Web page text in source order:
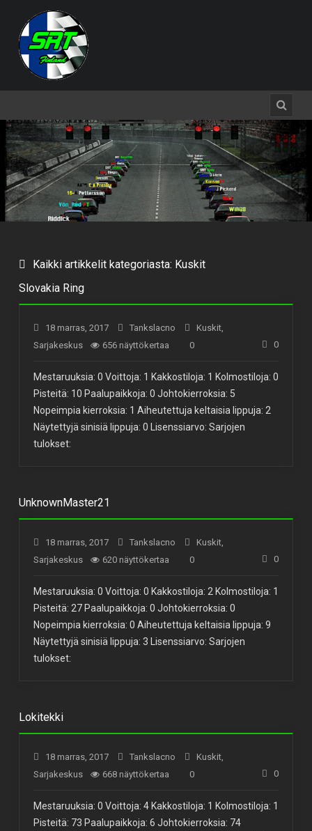
Kaikki artikkelit kategoriasta: Kuskit
Slovakia Ring
18 marras, 2017 Tankslacno Kuskit,
Sarjakeskus
656 näyttökertaa 0 0
Mestaruuksia: 0 Voittoja: 1 Kakkostiloja: 1 Kolmostiloja: 0
Pisteitä: 10 Paalupaikkoja: 0 Johtokierroksia: 5
Nopeimpia kierroksia: 1 Aiheutettuja keltaisia lippuja: 2
Näytettyjä sinisiä lippuja: 0 Lisenssiarvo: Sarjojen
tulokset:
UnknownMaster21
18 marras, 2017 Tankslacno Kuskit,
Sarjakeskus
620 näyttökertaa 0 0
Mestaruuksia: 0 Voittoja: 0 Kakkostiloja: 2 Kolmostiloja: 1
Pisteitä: 27 Paalupaikkoja: 0 Johtokierroksia: 0
Nopeimpia kierroksia: 0 Aiheutettuja keltaisia lippuja: 9
Näytettyjä sinisiä lippuja: 3 Lisenssiarvo: Sarjojen
tulokset:
Lokitekki
18 marras, 2017 Tankslacno Kuskit,
Sarjakeskus
668 näyttökertaa 0 0
Mestaruuksia: 0 Voittoja: 4 Kakkostiloja: 1 Kolmostiloja: 1
Pisteitä: 73 Paalupaikkoja: 6 Johtokierroksia: 74